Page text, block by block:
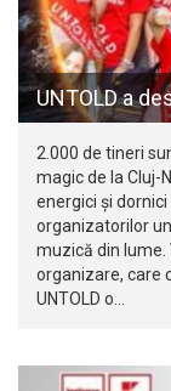
UNTOLD a
2.000 de tineri
magic de la Cluj-
energici și
organizatorilor
muzică din
organizare, care
UNTOLD o…